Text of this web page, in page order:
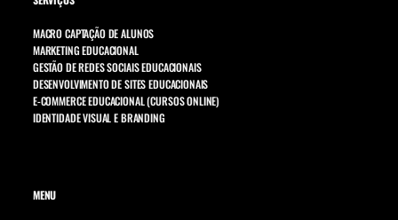
MACRO CAPTAÇÃO DE ALUNOS
MARKETING EDUCACIONAL
GESTÃO DE REDES SOCIAIS EDUCACIONAIS
DESENVOLVIMENTO DE SITES EDUCACIONAIS
E-COMMERCE EDUCACIONAL (CURSOS ONLINE)
IDENTIDADE VISUAL E BRANDING
MENU